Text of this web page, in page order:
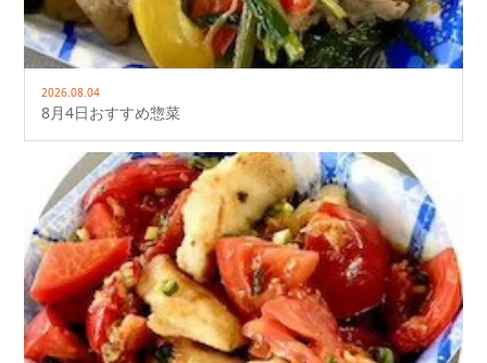
2026.08.04
8月4日おすすめ惣菜